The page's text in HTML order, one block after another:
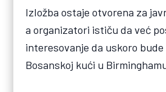
Izložba ostaje otvorena za
a organizatori ističu da već
interesovanje da uskoro
Bosanskoj kući u